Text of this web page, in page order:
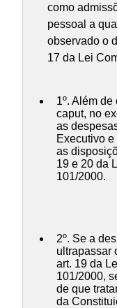
como
pessoal a
observado o
17 da Lei
1º. Além
caput, no
as
Executivo
as
19 e 20 da
101/2000.
2º. Se a
ultrapassar
art. 19 da
101/2000,
de que
da